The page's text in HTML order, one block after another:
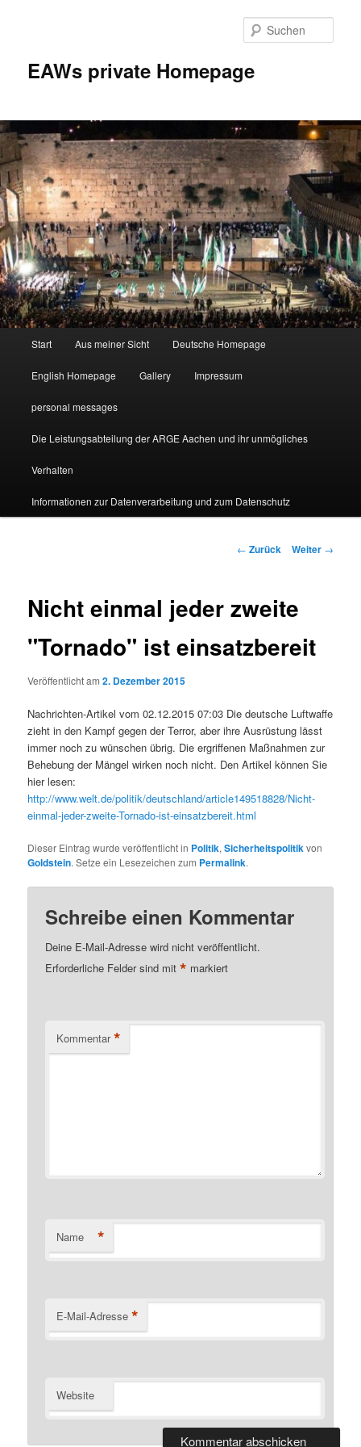
EAWs private Homepage
Start Aus meiner Sicht Deutsche Homepage
English Homepage Gallery Impressum
personal messages
Die Leistungsabteilung der ARGE Aachen und ihr unmögliches
Verhalten
Informationen zur Datenverarbeitung und zum Datenschutz
Beitragsnavigation
← Zurück Weiter →
Nicht einmal jeder zweite
"Tornado" ist einsatzbereit
Veröffentlicht am2. Dezember 2015
Nachrichten-Artikel vom 02.12.2015 07:03 Die deutsche Luftwaffe
zieht in den Kampf gegen der Terror, aber ihre Ausrüstung lässt
immer noch zu wünschen übrig. Die ergriffenen Maßnahmen zur
Behebung der Mängel wirken noch nicht. Den Artikel können Sie
hier lesen:
http://www.welt.de/politik/deutschland/article149518828/Nicht-
einmal-jeder-zweite-Tornado-ist-einsatzbereit.html
Dieser Eintrag wurde veröffentlicht in Politik,Sicherheitspolitikvon
Goldstein. Setze ein Lesezeichen zum Permalink.
Schreibe einen Kommentar
Deine E-Mail-Adresse wird nicht veröffentlicht.
Erforderliche Felder sind mit* markiert
Kommentar *
Name *
E-Mail-Adresse *
Website